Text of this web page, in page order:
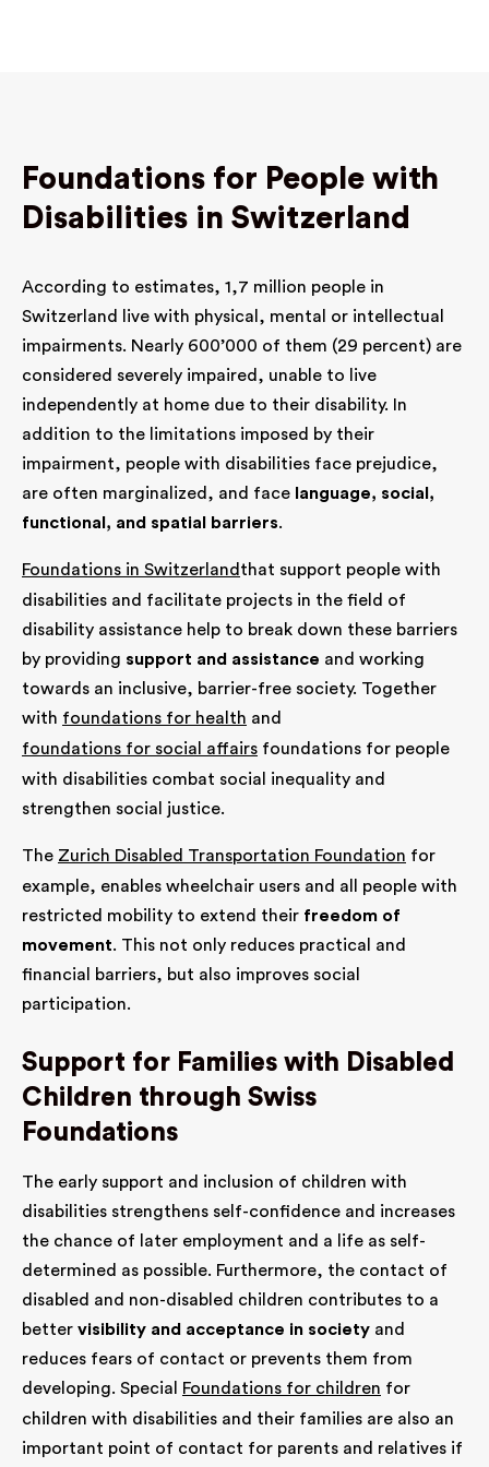
Foundations for People with
Disabilities in Switzerland
According to estimates, 1,7 million people in
Switzerland live with physical, mental or intellectual
impairments. Nearly 600’000 of them (29 percent) are
considered severely impaired, unable to live
independently at home due to their disability. In
addition to the limitations imposed by their
impairment, people with disabilities face prejudice,
are often marginalized, and face language, social,
functional, and spatial barriers.
Foundations in Switzerland that support people with
disabilities and facilitate projects in the field of
disability assistance help to break down these barriers
by providing support and assistance and working
towards an inclusive, barrier-free society. Together
with foundations for health and
foundations for social affairs foundations for people
with disabilities combat social inequality and
strengthen social justice.
The Zurich Disabled Transportation Foundation for
example, enables wheelchair users and all people with
restricted mobility to extend their freedom of
movement. This not only reduces practical and
financial barriers, but also improves social
participation.
Support for Families with Disabled
Children through Swiss
Foundations
The early support and inclusion of children with
disabilities strengthens self-confidence and increases
the chance of later employment and a life as self-
determined as possible. Furthermore, the contact of
disabled and non-disabled children contributes to a
better visibility and acceptance in society and
reduces fears of contact or prevents them from
developing. Special
Foundations for children for
children with disabilities and their families are also an
important point of contact for parents and relatives if